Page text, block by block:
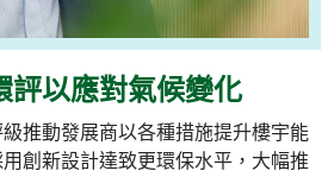
評以應對氣候變化
級推動發展商以各種措施提升樓宇能
創新設計達致更環保水平，大幅推